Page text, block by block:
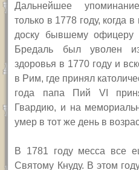
Дальнейшее
только в 1778 году, когда
доску бывшему офицеру
Бредаль был уволен
здоровья в 1770 году и
в Рим, где принял
года папа Пий VI
Гвардию, и на
умер в тот же день в
В 1781 году месса все
Святому Кнуду. В этом